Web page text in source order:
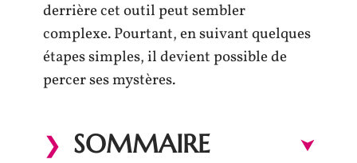
derrière cet outil peut sembler
complexe. Pourtant, en suivant quelques
étapes simples, il devient possible de
percer ses mystères.
SOMMAIRE